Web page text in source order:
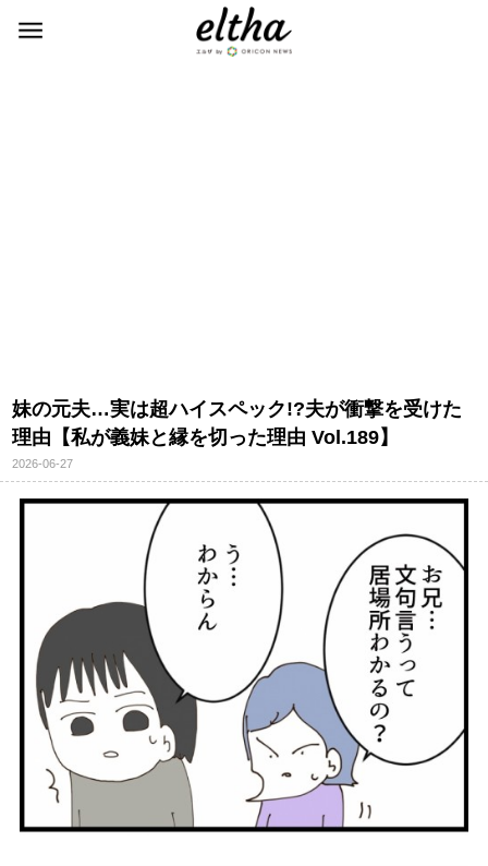
妹の元夫…実は超ハイスペック!?夫が衝撃を受けた
理由【私が義妹と縁を切った理由 Vol.189】
2026-06-27